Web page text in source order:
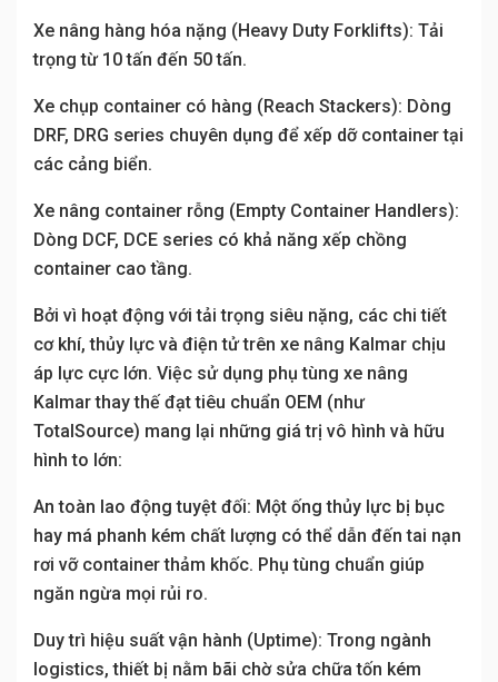
Xe nâng hàng hóa nặng (Heavy Duty Forklifts): Tải
trọng từ 10 tấn đến 50 tấn.
Xe chụp container có hàng (Reach Stackers): Dòng
DRF, DRG series chuyên dụng để xếp dỡ container tại
các cảng biển.
Xe nâng container rỗng (Empty Container Handlers):
Dòng DCF, DCE series có khả năng xếp chồng
container cao tầng.
Bởi vì hoạt động với tải trọng siêu nặng, các chi tiết
cơ khí, thủy lực và điện tử trên xe nâng Kalmar chịu
áp lực cực lớn. Việc sử dụng phụ tùng xe nâng
Kalmar thay thế đạt tiêu chuẩn OEM (như
TotalSource) mang lại những giá trị vô hình và hữu
hình to lớn:
An toàn lao động tuyệt đối: Một ống thủy lực bị bục
hay má phanh kém chất lượng có thể dẫn đến tai nạn
rơi vỡ container thảm khốc. Phụ tùng chuẩn giúp
ngăn ngừa mọi rủi ro.
Duy trì hiệu suất vận hành (Uptime): Trong ngành
logistics, thiết bị nằm bãi chờ sửa chữa tốn kém